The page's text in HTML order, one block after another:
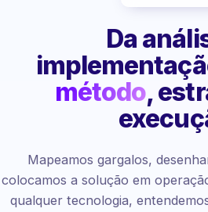
Da
método,
Mapeamos gargalos,
colocamos a solução em
qualquer tecnologia,